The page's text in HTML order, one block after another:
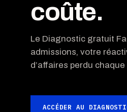
coûte.
Le Diagnostic gratuit
admissions, votre
d’affaires perdu
ACCÉDER AU